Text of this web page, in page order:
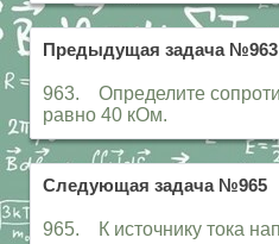
Предыдущая задача №963
963. Определите
равно 40 кОм.
Следующая задача №965
965. К источнику тока